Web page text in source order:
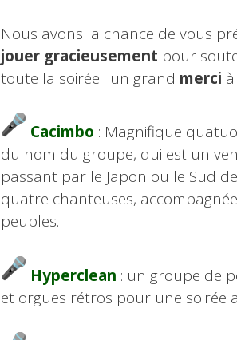
Nous avons la chance de vous
jouer gracieusement pour
toute la soirée : un grand merci
Cacimbo : Magnifique
du nom du groupe, qui est un
passant par le Japon ou le Sud
quatre chanteuses,
peuples.
Hyperclean : un groupe de
et orgues rétros pour une soirée